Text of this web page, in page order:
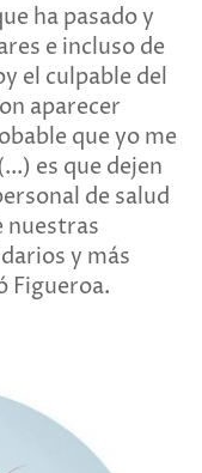
ha pasado y
e incluso de
el culpable del
aparecer
que yo me
es que dejen
de salud
nuestras
y más
Figueroa.